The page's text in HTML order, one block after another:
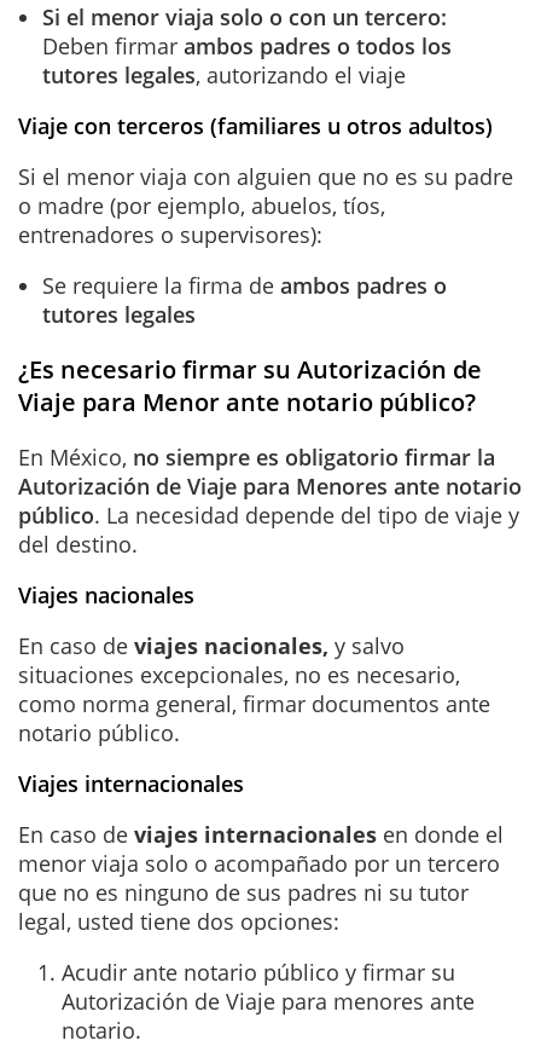
Si el menor viaja solo o con un tercero:
Deben firmar ambos padres o todos los
tutores legales, autorizando el viaje
Viaje con terceros (familiares u otros adultos)
Si el menor viaja con alguien que no es su padre
o madre (por ejemplo, abuelos, tíos,
entrenadores o supervisores):
Se requiere la firma de ambos padres o
tutores legales
¿Es necesario firmar su Autorización de
Viaje para Menor ante notario público?
En México, no siempre es obligatorio firmar la
Autorización de Viaje para Menores ante notario
público. La necesidad depende del tipo de viaje y
del destino.
Viajes nacionales
En caso de viajes nacionales, y salvo
situaciones excepcionales, no es necesario,
como norma general, firmar documentos ante
notario público.
Viajes internacionales
En caso de viajes internacionales en donde el
menor viaja solo o acompañado por un tercero
que no es ninguno de sus padres ni su tutor
legal, usted tiene dos opciones:
Acudir ante notario público y firmar su
Autorización de Viaje para menores ante
notario.